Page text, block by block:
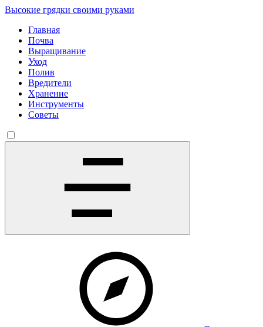
Высокие грядки своими руками
Главная
Почва
Выращивание
Уход
Полив
Вредители
Хранение
Инструменты
Советы